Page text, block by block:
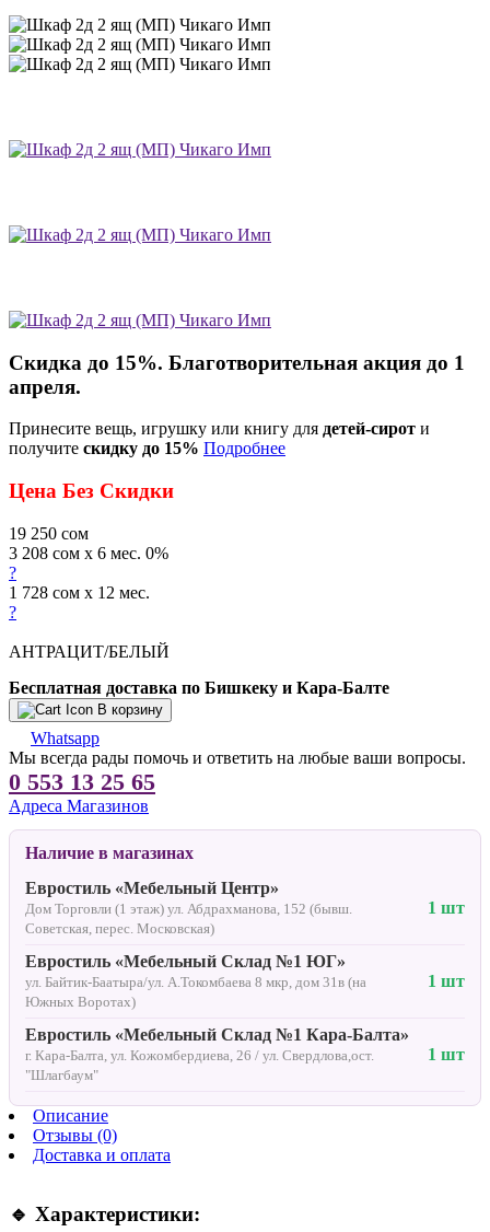
Скидка до 15%. Благотворительная акция до 1
апреля.
Принесите вещь, игрушку или книгу для детей-сирот и
получите скидку до 15% Подробнее
Цена Без Скидки
19 250 сом
3 208 сом x 6 мес. 0%
?
1 728 сом x 12 мес.
?
АНТРАЦИТ/БЕЛЫЙ
Бесплатная доставка по Бишкеку и Кара-Балте
В корзину
Whatsapp
Мы всегда рады помочь и ответить на любые ваши вопросы.
0 553 13 25 65
Адреса Магазинов
Наличие в магазинах
Евростиль «Мебельный Центр»
Дом Торговли (1 этаж) ул. Абдрахманова, 152 (бывш.
Советская, перес. Московская)
1 шт
Евростиль «Мебельный Склад №1 ЮГ»
ул. Байтик-Баатыра/ул. А.Токомбаева 8 мкр, дом 31в (на
Южных Воротах)
1 шт
Евростиль «Мебельный Склад №1 Кара-Балта»
г. Кара-Балта, ул. Кожомбердиева, 26 / ул. Свердлова,ост.
"Шлагбаум"
1 шт
Описание
Отзывы (0)
Доставка и оплата
🔹 Характеристики: